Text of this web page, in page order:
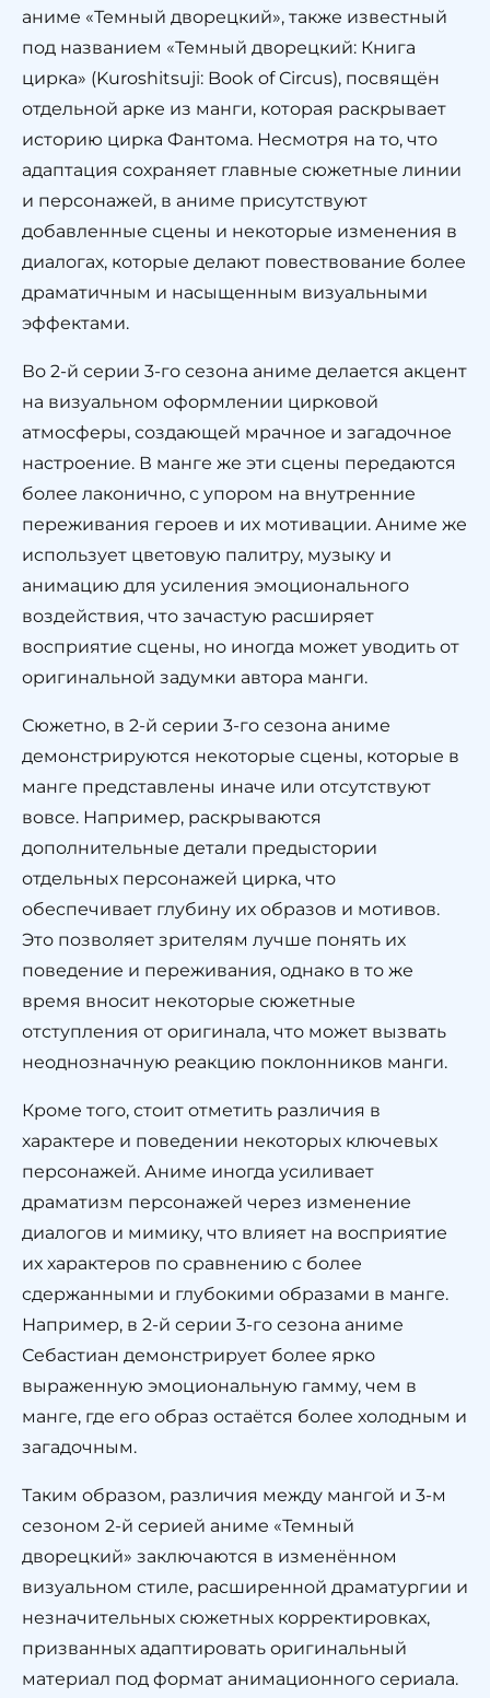
аниме «Темный дворецкий», также известный
под названием «Темный дворецкий: Книга
цирка» (Kuroshitsuji: Book of Circus), посвящён
отдельной арке из манги, которая раскрывает
историю цирка Фантома. Несмотря на то, что
адаптация сохраняет главные сюжетные линии
и персонажей, в аниме присутствуют
добавленные сцены и некоторые изменения в
диалогах, которые делают повествование более
драматичным и насыщенным визуальными
эффектами.
Во 2-й серии 3-го сезона аниме делается акцент
на визуальном оформлении цирковой
атмосферы, создающей мрачное и загадочное
настроение. В манге же эти сцены передаются
более лаконично, с упором на внутренние
переживания героев и их мотивации. Аниме же
использует цветовую палитру, музыку и
анимацию для усиления эмоционального
воздействия, что зачастую расширяет
восприятие сцены, но иногда может уводить от
оригинальной задумки автора манги.
Сюжетно, в 2-й серии 3-го сезона аниме
демонстрируются некоторые сцены, которые в
манге представлены иначе или отсутствуют
вовсе. Например, раскрываются
дополнительные детали предыстории
отдельных персонажей цирка, что
обеспечивает глубину их образов и мотивов.
Это позволяет зрителям лучше понять их
поведение и переживания, однако в то же
время вносит некоторые сюжетные
отступления от оригинала, что может вызвать
неоднозначную реакцию поклонников манги.
Кроме того, стоит отметить различия в
характере и поведении некоторых ключевых
персонажей. Аниме иногда усиливает
драматизм персонажей через изменение
диалогов и мимику, что влияет на восприятие
их характеров по сравнению с более
сдержанными и глубокими образами в манге.
Например, в 2-й серии 3-го сезона аниме
Себастиан демонстрирует более ярко
выраженную эмоциональную гамму, чем в
манге, где его образ остаётся более холодным и
загадочным.
Таким образом, различия между мангой и 3-м
сезоном 2-й серией аниме «Темный
дворецкий» заключаются в изменённом
визуальном стиле, расширенной драматургии и
незначительных сюжетных корректировках,
призванных адаптировать оригинальный
материал под формат анимационного сериала.